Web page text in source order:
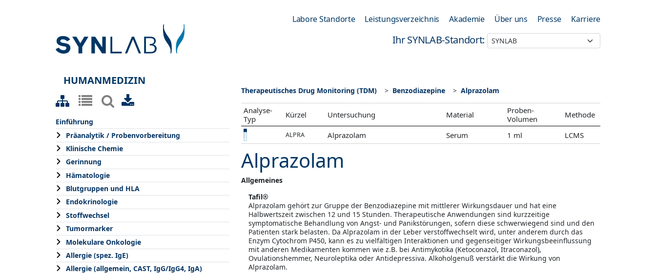
Labore Standorte Leistungsverzeichnis Akademie Über uns Presse Karriere
Ihr SYNLAB-Standort:
HUMANMEDIZIN
Einführung
Präanalytik / Probenvorbereitung
Klinische Chemie
Gerinnung
Hämatologie
Blutgruppen und HLA
Endokrinologie
Stoffwechsel
Tumormarker
Molekulare Onkologie
Allergie (spez. IgE)
Allergie (allgemein, CAST, IgG/IgG4, IgA)
Therapeutisches Drug Monitoring (TDM) Benzodiazepine Alprazolam
Analyse-
Typ
Kürzel Untersuchung Material
Proben-
Volumen
Methode
ALPRA Alprazolam Serum 1 ml LCMS
Alprazolam
Allgemeines
Tafil®
Alprazolam gehört zur Gruppe der Benzodiazepine mit mittlerer Wirkungsdauer und hat eine
Halbwertszeit zwischen 12 und 15 Stunden. Therapeutische Anwendungen sind kurzzeitige
symptomatische Behandlung von Angst- und Panikstörungen, sofern diese schwerwiegend sind und den
Patienten stark belasten. Da Alprazolam in der Leber verstoffwechselt wird, unter anderem durch das
Enzym Cytochrom P450, kann es zu vielfältigen Interaktionen und gegenseitiger Wirkungsbeeinflussung
mit anderen Medikamenten kommen wie z.B. bei Antimykotika (Ketoconazol, Itraconazol),
Ovulationshemmer, Neuroleptika oder Antidepressiva. Alkoholgenuß verstärkt die Wirkung von
Alprazolam.